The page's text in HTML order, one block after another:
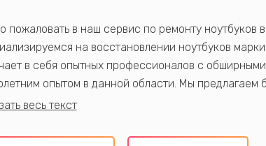
пожаловать в наш сервис по ремонту ноутбуков
на восстановлении ноутбуков
в себя опытных профессионалов с
опытом в данной области. Мы предлагаем
ремонт с использованием оригинальных
надежное и профессиональное обслуживание,